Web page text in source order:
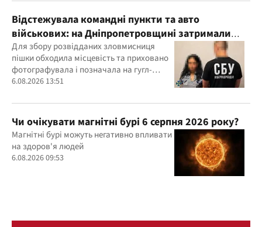
Відстежувала командні пункти та авто
військових: на Дніпропетровщині затримали
агентку ФСБ
Для збору розвідданих зловмисниця
пішки обходила місцевість та приховано
фотографувала і позначала на гугл-
картах об’єкти
6.08.2026 13:51
Чи очікувати магнітні бурі 6 серпня 2026 року?
Магнітні бурі можуть негативно впливати
на здоров'я людей
6.08.2026 09:53